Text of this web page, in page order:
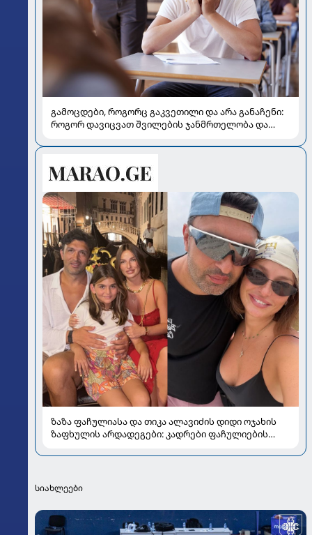
გამოცდები, როგორც გაკვეთილი და არა განაჩენი:
როგორ დავიცვათ შვილების ჯანმრთელობა და
ზაზა ფაჩულიასა და თიკა ალავიძის დიდი ოჯახის
ზაფხულის არდადეგები: კადრები ფაჩულიების
სიახლეები